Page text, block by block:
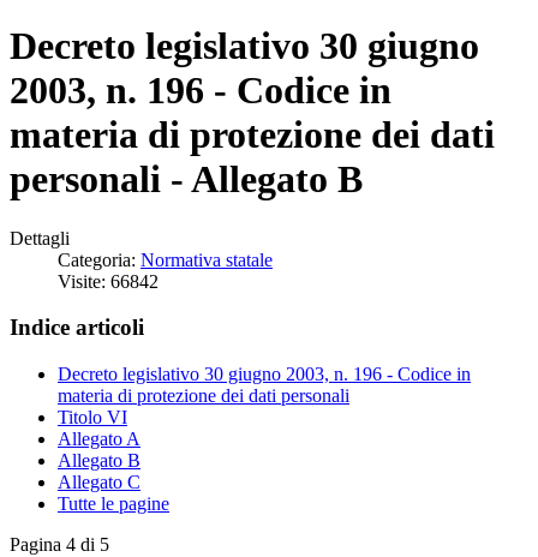
Decreto legislativo 30 giugno
2003, n. 196 - Codice in
materia di protezione dei dati
personali - Allegato B
Dettagli
Categoria: Normativa statale
Visite: 66842
Indice articoli
Decreto legislativo 30 giugno 2003, n. 196 - Codice in
materia di protezione dei dati personali
Titolo VI
Allegato A
Allegato B
Allegato C
Tutte le pagine
Pagina 4 di 5